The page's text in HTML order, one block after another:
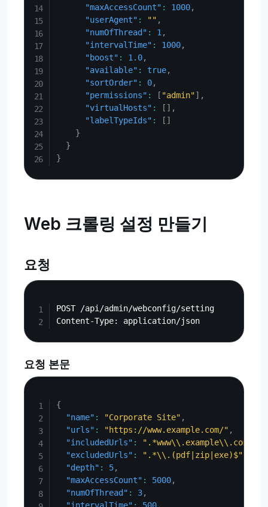
"maxAccessCount" : 1000,
"userAgent" : "" ,
"numOfThread" : 1 ,
"intervalTime" : 1000,
"boost" : 1.0,
"available" : true,
"sortOrder" : 0,
"permissions" : [ "admin"] ,
"virtualHosts" : [ ] ,
"labelTypeIds" : [ ]
}
}
}
Web 크롤링 설정 만들기
요청
POST /api/admin/webconfig/setting
요청 본문
{
"name" : "Corporate Site" ,
"urls" : "https://www.example.com/" ,
"includedUrls" : ".*www\\.example\\.com.*"
"excludedUrls" : ".*\\.(pdf|zip|exe)$"
"depth" : 5,
"maxAccessCount" : 5000,
"numOfThread" : 3,